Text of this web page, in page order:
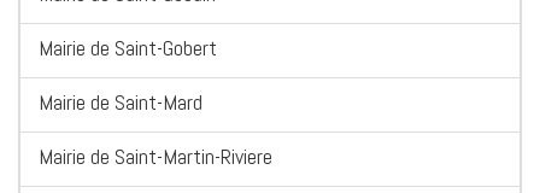
Mairie de Saint-Gobert
Mairie de Saint-Mard
Mairie de Saint-Martin-Riviere